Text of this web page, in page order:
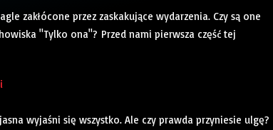
zakłócone przez zaskakujące wydarzenia. Czy są one
"Tylko ona"? Przed nami pierwsza część tej
wyjaśni się wszystko. Ale czy prawda przyniesie ulgę?